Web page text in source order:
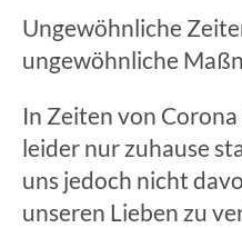
Ungewöhnliche
ungewöhnliche
In Zeiten von
leider nur zuhause
uns jedoch nicht
unseren Lieben zu